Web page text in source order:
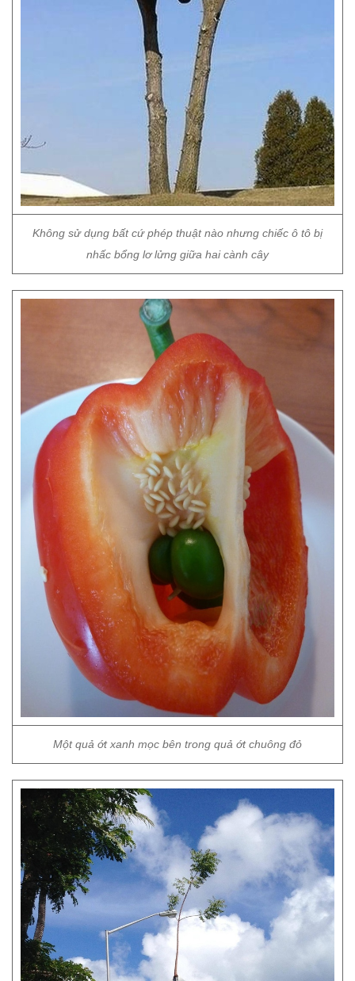
Không sử dụng bất cứ phép thuật nào nhưng chiếc ô tô bị
nhấc bổng lơ lửng giữa hai cành cây
Một quả ớt xanh mọc bên trong quả ớt chuông đỏ